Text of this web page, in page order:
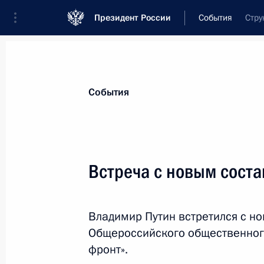
Президент России События
Новости
1 декабря 2018 года, 00:45 Буэнос-Айрес
События
Встреча с новым
Владимир Путин встретился с
Общероссийского
фронт».